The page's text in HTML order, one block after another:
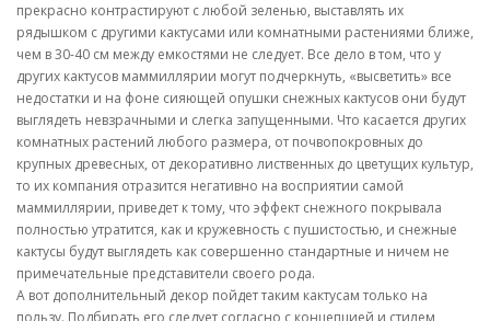
прекрасно контрастируют с любой зеленью, выставлять их
рядышком с другими кактусами или комнатными растениями ближе,
чем в 30-40 см между емкостями не следует. Все дело в том, что у
других кактусов маммиллярии могут подчеркнуть, «высветить» все
недостатки и на фоне сияющей опушки снежных кактусов они будут
выглядеть невзрачными и слегка запущенными. Что касается других
комнатных растений любого размера, от почвопокровных до
крупных древесных, от декоративно лиственных до цветущих культур,
то их компания отразится негативно на восприятии самой
маммиллярии, приведет к тому, что эффект снежного покрывала
полностью утратится, как и кружевность с пушистостью, и снежные
кактусы будут выглядеть как совершенно стандартные и ничем не
примечательные представители своего рода.
А вот дополнительный декор пойдет таким кактусам только на